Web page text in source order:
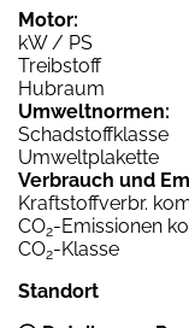
Motor:
kW / PS
Treibstoff
Hubraum
Umweltnormen:
Schadstoffklasse
Umweltplakette
Verbrauch und
Kraftstoffverbr.
CO2-Emissionen
CO2-Klasse
Standort